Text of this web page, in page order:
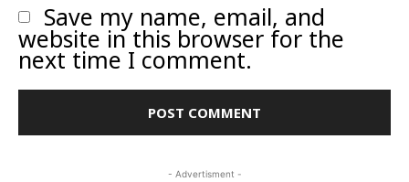
Save my name, email, and
website in this browser for the
next time I comment.
- Advertisment -